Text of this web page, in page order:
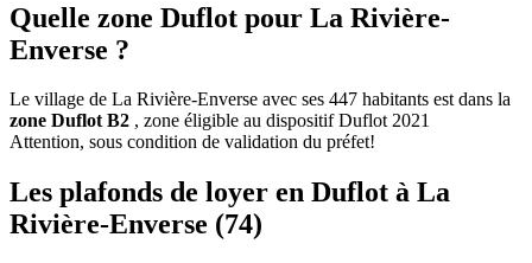
Quelle zone Duflot pour La Rivière-
Enverse ?
Le village de La Rivière-Enverse avec ses 447 habitants est dans la
zone Duflot B2 , zone éligible au dispositif Duflot 2021
Attention, sous condition de validation du préfet!
Les plafonds de loyer en Duflot à La
Rivière-Enverse (74)